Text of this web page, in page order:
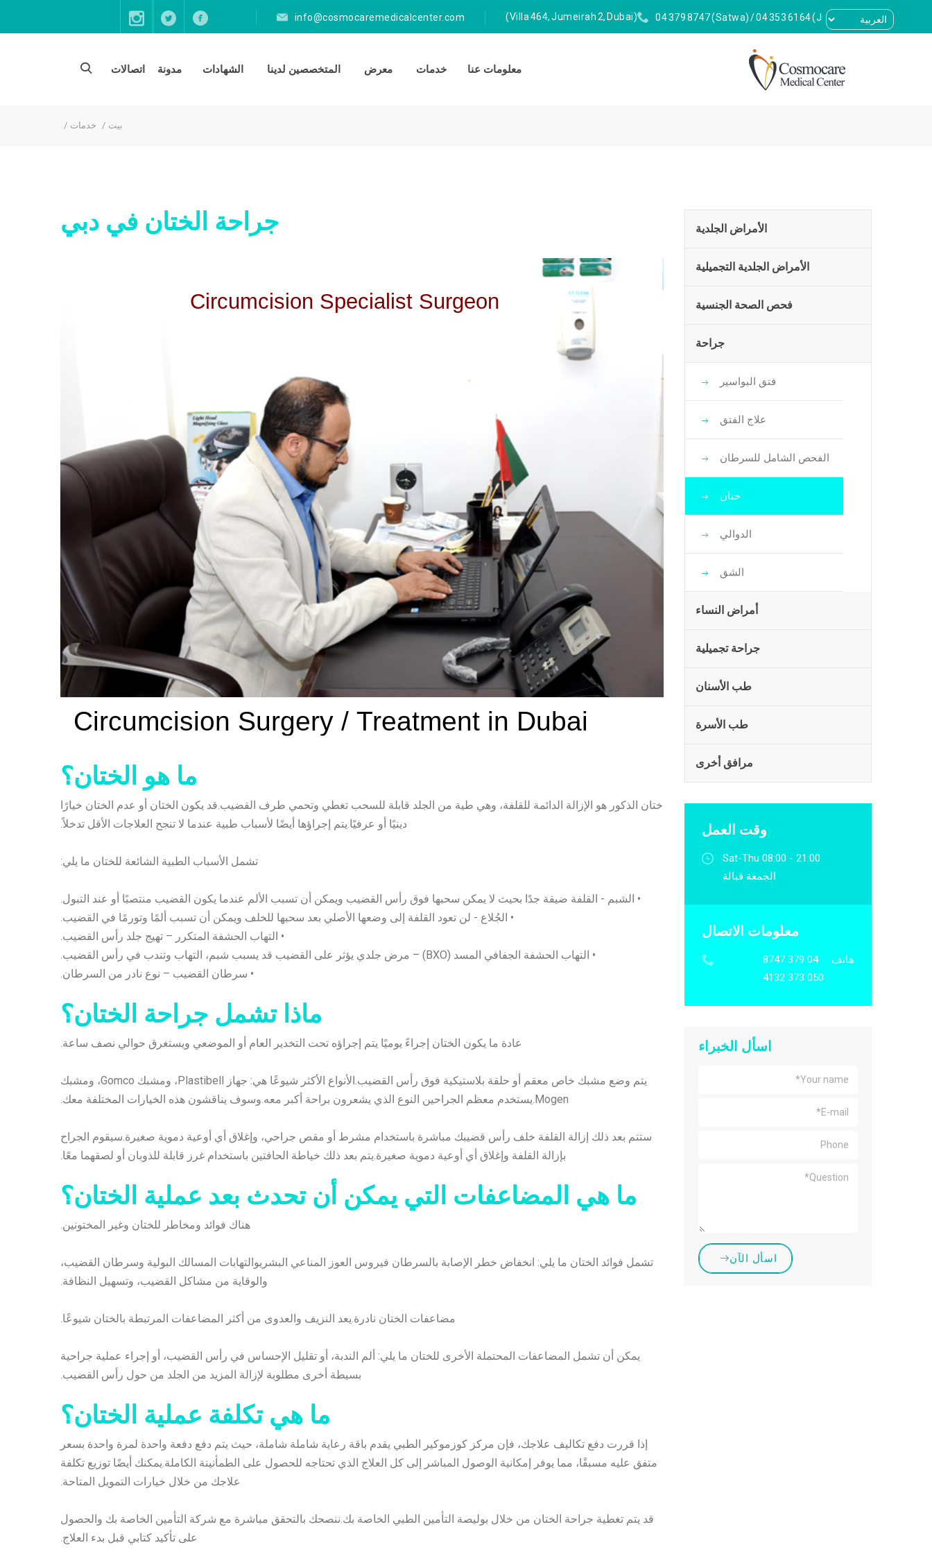
04 379 8747(Satwa)/04 353 6164(Jumeirah 2)
(Villa 464, Jumeirah 2, Dubai)
info@cosmocaremedicalcenter.com
معلومات عنا خدمات معرض المتخصصين لدينا الشهادات مدونة اتصالات
بيت خدمات
الأمراض الجلدية
الأمراض الجلدية التجميلية
فحص الصحة الجنسية
جراحة
فتق البواسير
علاج الفتق
الفحص الشامل للسرطان
ختان
الدوالي
الشق
أمراض النساء
جراحة تجميلية
طب الأسنان
طب الأسرة
مرافق أخرى
وقت العمل
Sat-Thu 08:00 - 21:00
الجمعة قبالة
معلومات الاتصال
هاتف:
04 379 8747
050 373 4132
اسأل الخبراء
اسأل الآن
جراحة الختان في دبي
ما هو الختان؟
ختان الذكور هو الإزالة الدائمة للقلفة، وهي طية من الجلد قابلة للسحب تغطي وتحمي طرف القضيب.قد يكون الختان أو عدم الختان خيارًا
دينيًا أو عرفيًا.يتم إجراؤها أيضًا لأسباب طبية عندما لا تنجح العلاجات الأقل تدخلاً.
تشمل الأسباب الطبية الشائعة للختان ما يلي:
• الشبم - القلفة ضيقة جدًا بحيث لا يمكن سحبها فوق رأس القضيب ويمكن أن تسبب الألم عندما يكون القضيب منتصبًا أو عند التبول.
• الجُلاع - لن تعود القلفة إلى وضعها الأصلي بعد سحبها للخلف ويمكن أن تسبب ألمًا وتورمًا في القضيب.
• التهاب الحشفة المتكرر – تهيج جلد رأس القضيب.
• التهاب الحشفة الجفافي المسد (BXO) – مرض جلدي يؤثر على القضيب قد يسبب شبم، التهاب وتندب في رأس القضيب.
• سرطان القضيب – نوع نادر من السرطان.
ماذا تشمل جراحة الختان؟
عادة ما يكون الختان إجراءً يوميًا يتم إجراؤه تحت التخدير العام أو الموضعي ويستغرق حوالي نصف ساعة.
يتم وضع مشبك خاص معقم أو حلقة بلاستيكية فوق رأس القضيب.الأنواع الأكثر شيوعًا هي: جهاز Plastibell، ومشبك Gomco، ومشبك
Mogen.يستخدم معظم الجراحين النوع الذي يشعرون براحة أكبر معه.وسوف يناقشون هذه الخيارات المختلفة معك.
ستتم بعد ذلك إزالة القلفة خلف رأس قضيبك مباشرة باستخدام مشرط أو مقص جراحي، وإغلاق أي أوعية دموية صغيرة.سيقوم الجراح
بإزالة القلفة وإغلاق أي أوعية دموية صغيرة.يتم بعد ذلك خياطة الحافتين باستخدام غرز قابلة للذوبان أو لصقهما معًا.
ما هي المضاعفات التي يمكن أن تحدث بعد عملية الختان؟
هناك فوائد ومخاطر للختان وغير المختونين.
تشمل فوائد الختان ما يلي: انخفاض خطر الإصابة بالسرطان فيروس العوز المناعي البشريوالتهابات المسالك البولية وسرطان القضيب،
والوقاية من مشاكل القضيب، وتسهيل النظافة.
مضاعفات الختان نادرة.يعد النزيف والعدوى من أكثر المضاعفات المرتبطة بالختان شيوعًا.
يمكن أن تشمل المضاعفات المحتملة الأخرى للختان ما يلي: ألم الندبة، أو تقليل الإحساس في رأس القضيب، أو إجراء عملية جراحية
بسيطة أخرى مطلوبة لإزالة المزيد من الجلد من حول رأس القضيب.
ما هي تكلفة عملية الختان؟
إذا قررت دفع تكاليف علاجك، فإن مركز كوزموكير الطبي يقدم باقة رعاية شاملة شاملة، حيث يتم دفع دفعة واحدة لمرة واحدة بسعر
متفق عليه مسبقًا، مما يوفر إمكانية الوصول المباشر إلى كل العلاج الذي تحتاجه للحصول على الطمأنينة الكاملة.يمكنك أيضًا توزيع تكلفة
علاجك من خلال خيارات التمويل المتاحة.
قد يتم تغطية جراحة الختان من خلال بوليصة التأمين الطبي الخاصة بك.ننصحك بالتحقق مباشرة مع شركة التأمين الخاصة بك والحصول
على تأكيد كتابي قبل بدء العلاج.